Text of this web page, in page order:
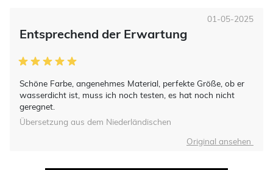
Entsprechend der Erwartung
Schöne Farbe, angenehmes Material, perfekte Größe, ob er
wasserdicht ist, muss ich noch testen, es hat noch nicht
geregnet.
01-05-2025
Übersetzung aus dem Niederländischen
Original ansehen